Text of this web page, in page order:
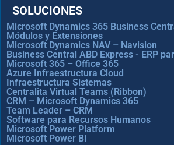
SOLUCIONES
Microsoft Dynamics 365 Business
Módulos y Extensiones
Microsoft Dynamics NAV – Navision
Business Central ABD Express - ERP
Microsoft 365 – Office 365
Azure Infraestructura Cloud
Infraestructura Sistemas
Centralita Virtual Teams (Ribbon)
CRM – Microsoft Dynamics 365
Team Leader – CRM
Software para Recursos Humanos
Microsoft Power Platform
Microsoft Power BI